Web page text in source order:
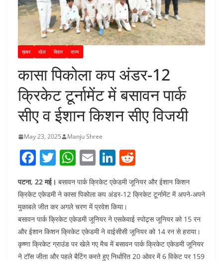
ख़बर खेल बिहार राज्य
कासा पिकोला कप अंडर-12
क्रिकेट टूर्नामेंट में बसावन पार्क
सीए व ईशान किशन सीए विजयी
May 23, 2025 Manju Shree
F
c
e
b
o
o
T
itt
er
W
h
at
s
A
p
p
E
m
ai
l
Li
n
k
e
dI
n
e
d
di
t
पटना, 22 मई। बसावन पार्क क्रिकेट एकेडमी जूनियर और ईशान किशन
क्रिकेट एकेडमी ने कासा पिकोला कप अंडर-12 क्रिकेट टूर्नामेंट में अपने-अपने
मुकाबले जीत कर अगले चरण में प्रवेश किया।
बसावन पार्क क्रिकेट एकेडमी जूनियर ने एसकेवाई स्पोट्र्स जूनियर को 15 रन
और ईशान किशन क्रिकेट एकेडमी ने वाईसीसी जूनियर को 14 रन से हराया।
कृष्णा क्रिकेट ग्राउंड पर खेले गए मैच में बसावन पार्क क्रिकेट एकेडमी जूनियर
ने टॉस जीता और पहले बैटिंग करते हुए निर्धारित 20 ओवर में 6 विकेट पर 159